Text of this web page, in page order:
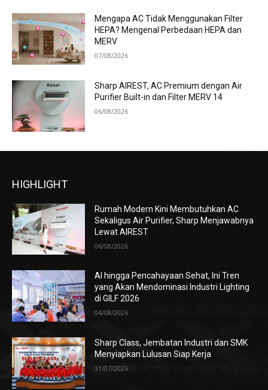
Mengapa AC Tidak Menggunakan Filter
HEPA? Mengenal Perbedaan HEPA dan
MERV
07/08/2026
Sharp AIREST, AC Premium dengan Air
Purifier Built-in dan Filter MERV 14
06/08/2026
HIGHLIGHT
Rumah Modern Kini Membutuhkan AC
Sekaligus Air Purifier, Sharp Menjawabnya
Lewat AIREST
06/08/2026
AI hingga Pencahayaan Sehat, Ini Tren
yang Akan Mendominasi Industri Lighting
di GILF 2026
04/08/2026
Sharp Class, Jembatan Industri dan SMK
Menyiapkan Lulusan Siap Kerja
31/07/2026